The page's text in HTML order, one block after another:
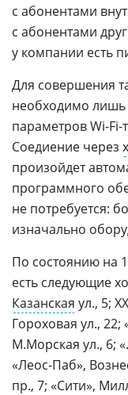
с абонентами
с абонентами
у компании есть
Для совершения
необходимо лишь
параметровWi-Fi-
Соедиение через
произойдет
программного
не потребуется:
изначально
По состоянию на
есть следующие
Казанская ул., 5;
Гороховая ул., 22;
М.Морская ул., 6;
«Леос-Паб»,
пр., 7; «Сити»,